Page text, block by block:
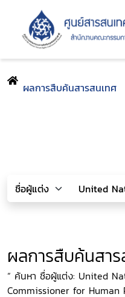
ผลการสืบค้นสารสนเทศ
ผลการสืบค้นสา
“ ค้นหา ชื่อผู้แต่ง: United
Commissioner for Human